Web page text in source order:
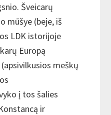
Šveicarų
mūšye (beje, iš
LDK istorijoje
Europą
meškų
į tos šalies
ir